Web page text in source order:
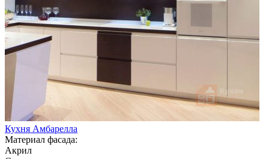
Кухня Амбарелла
Материал фасада:
Акрил